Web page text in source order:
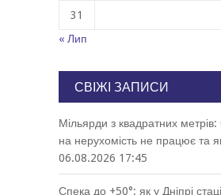
31
« Лип
СВІЖІ ЗАПИСИ
Мільярди з квадратних
на нерухомість не працює та
06.08.2026 17:45
Спека до +50°: як у Дніпрі